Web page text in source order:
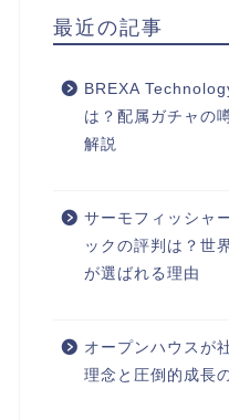
最近の記事
BREXA
は？配属ガチャの
解説
サーモフィッシャ
ックの評判は？世
が選ばれる理由
オープンハウスが
理念と圧倒的成長